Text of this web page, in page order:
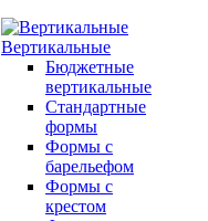
Вертикальные
Бюджетные
вертикальные
Стандартные
формы
Формы с
барельефом
Формы с
крестом